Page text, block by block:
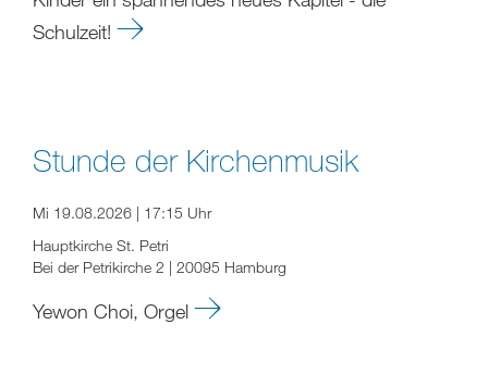
Schulzeit!
Stunde der Kirchenmusik
Mi 19.08.2026 | 17:15 Uhr
Hauptkirche St. Petri
Bei der Petrikirche 2 | 20095 Hamburg
Yewon Choi, Orgel